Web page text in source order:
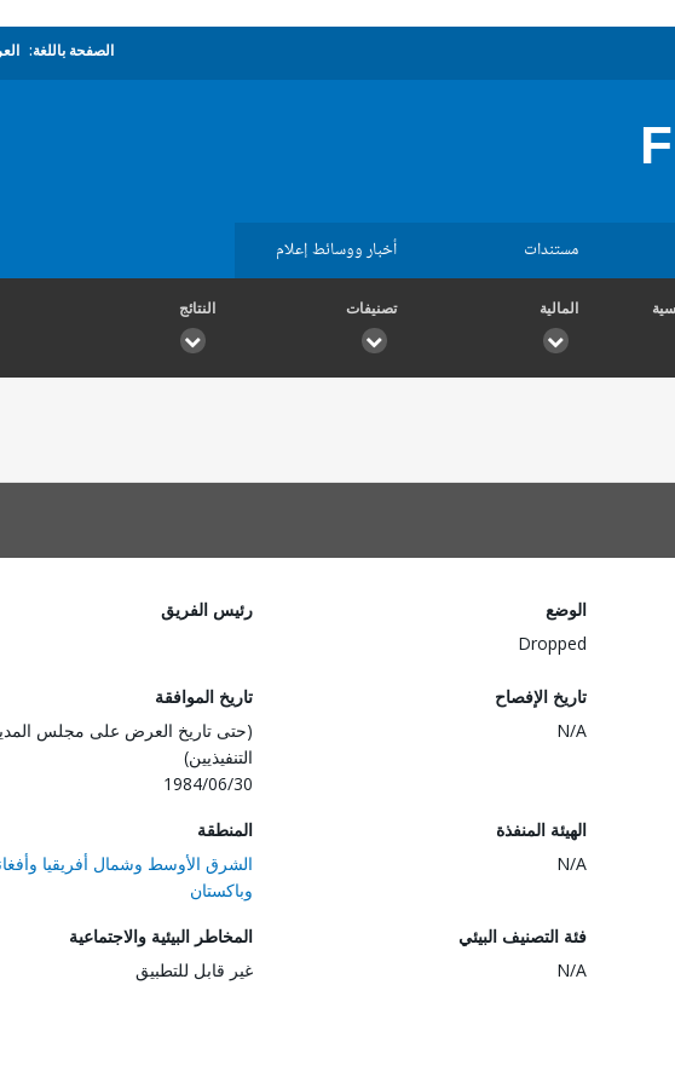
الصفحة باللغة:
مستندات أخبار ووسائط إعلام
المالية تصنيفات النتائج
الوضع
Dropped
رئيس الفريق
تاريخ الإفصاح
N/A
تاريخ الموافقة
(حتى تاريخ العرض على مجلس
التنفيذيين)
1984/06/30
الهيئة المنفذة
N/A
المنطقة
الشرق الأوسط وشمال أفريقيا
وباكستان
فئة التصنيف البيئي
N/A
المخاطر البيئية والاجتماعية
غير قابل للتطبيق